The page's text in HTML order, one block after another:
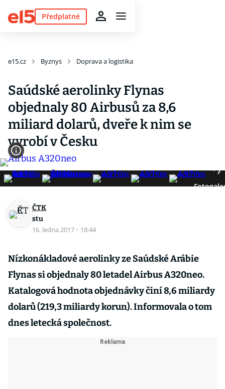
Předplatné
e15.cz Byznys Doprava a logistika
Saúdské aerolinky Flynas
objednaly 80 Airbusů za 8,6
miliard dolarů, dveře k nim se
vyrobí v Česku
7
ČTK
stu
16. ledna 2017 · 18:44
Nízkonákladové aerolinky ze Saúdské Arábie
Flynas si objednaly 80 letadel Airbus A320neo.
Katalogová hodnota objednávky činí 8,6 miliardy
dolarů (219,3 miliardy korun). Informovala o tom
dnes letecká společnost.